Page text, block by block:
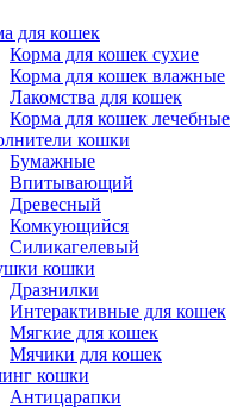
для кошек
Корма для кошек сухие
Корма для кошек влажные
Лакомства для кошек
Корма для кошек лечебные
кошки
Бумажные
Впитывающий
Древесный
Комкующийся
Силикагелевый
кошки
Дразнилки
Интерактивные для кошек
Мягкие для кошек
Мячики для кошек
кошки
Антицарапки